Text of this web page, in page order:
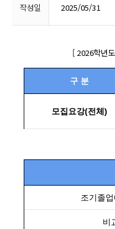
작성일 2025/05/31
[ 2026학년
구 분
모집요강(전체)
조기졸
비